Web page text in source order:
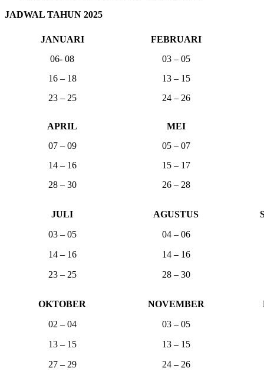
JADWAL TAHUN 2025
JANUARI
FEBRUARI
06- 08
03 – 05
16 – 18
13 – 15
23 – 25
24 – 26
APRIL
MEI
07 – 09
05 – 07
14 – 16
15 – 17
28 – 30
26 – 28
JULI AGUSTUS
03 – 05
04 – 06
14 – 16
14 – 16
23 – 25
28 – 30
OKTOBER NOVEMBER
02 – 04
03 – 05
13 – 15
13 – 15
27 – 29
24 – 26